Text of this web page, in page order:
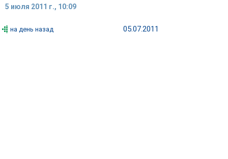
5 июля 2011 г., 10:09
на день назад 05.07.2011